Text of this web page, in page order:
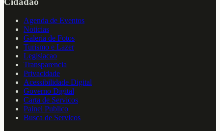
Agenda de Eventos
Noticias
Galeria de Fotos
Turismo e Lazer
Legislacao
Transparencia
Privacidade
Acessibilidade Digital
Governo Digital
Carta de Servicos
Painel Publico
Busca de Servicos